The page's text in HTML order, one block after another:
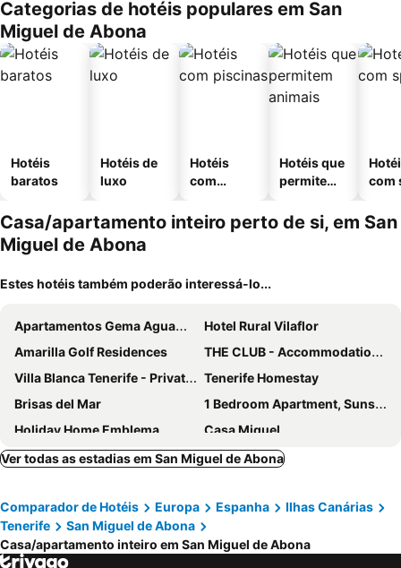
Categorias de hotéis populares em San
Miguel de Abona
Hotéis
baratos
Hotéis de
luxo
Hotéis
com
Hotéis que
permitem
com
Casa/apartamento inteiro perto de si, em San
Miguel de Abona
Estes hotéis também poderão interessá-lo...
Apartamentos Gema Aguamarina Golf
Hotel Rural Vilaflor
Amarilla Golf Residences
THE CLUB - Accommodation - Dining - Events
Villa Blanca Tenerife - Private rooms - Terrace and BBQ, 5 minutes from the beach and airport
Tenerife Homestay
Brisas del Mar
1 Bedroom Apartment, Sunset View Club
Holiday Home Emblema
Casa Miguel
El Cachorro
Holiday Home 4 Esquinas
Habitación con refrigerador propio cerca del aeropuerto
Fairways Apartments Heated Pool
Mandarina 326
Los Abrigos Ocean View
El Ancla
Ver todas as estadias em San Miguel de Abona
Comparador de Hotéis Europa Espanha
Ilhas Canárias
Tenerife
San Miguel de Abona
Casa/apartamento inteiro em San Miguel de Abona